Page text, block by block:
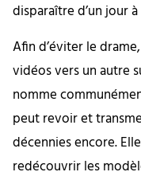
disparaître d’un jour à
Afin d’éviter le
vidéos vers un autre
nomme
peut revoir et
décennies encore.
redécouvrir les